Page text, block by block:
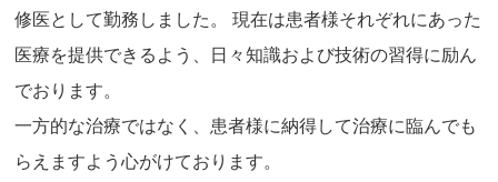
崇洋，貞光 謙一郎，島田 卓也，櫻井 健次，木村 拓郎，福山 房
之助，加藤 泰二，野田 欣志．歯科審美25(2)114-121,2013.
タッピングポイントに関する考察：—デジタル式顎運動計測装
也，福山 房之助，櫻井 健次，安光 崇洋，野田欣志．日本顎咬
合学会誌 噛み合わせの科学 34(3), 218-224,2014.
広範型慢性歯周炎患者に対しインプラント治療を含む包括的治
療を行なった1症例 佐藤 毅，三木 通英，野田 欣志，窪木 拓
修医として勤務しました。 現在は患者様それぞれにあった
医療を提供できるよう、日々知識および技術の習得に励ん
でおります。
一方的な治療ではなく、患者様に納得して治療に臨んでも
らえますよう心がけております。